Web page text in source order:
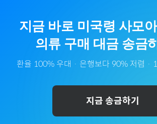
지금 바로 미국령 사모아
의류구매 대금 송금
환율 100% 우대 · 은행보다 90% 저렴 ·
지금 송금하기